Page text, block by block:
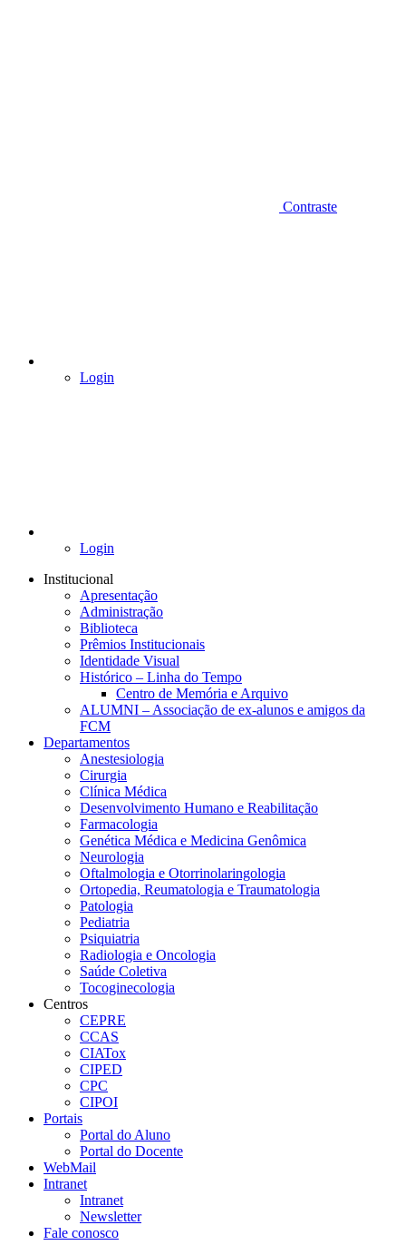
Contraste
Login
Login
Institucional
Apresentação
Administração
Biblioteca
Prêmios Institucionais
Identidade Visual
Histórico – Linha do Tempo
Centro de Memória e Arquivo
ALUMNI – Associação de ex-alunos e amigos da
FCM
Departamentos
Anestesiologia
Cirurgia
Clínica Médica
Desenvolvimento Humano e Reabilitação
Farmacologia
Genética Médica e Medicina Genômica
Neurologia
Oftalmologia e Otorrinolaringologia
Ortopedia, Reumatologia e Traumatologia
Patologia
Pediatria
Psiquiatria
Radiologia e Oncologia
Saúde Coletiva
Tocoginecologia
Centros
CEPRE
CCAS
CIATox
CIPED
CPC
CIPOI
Portais
Portal do Aluno
Portal do Docente
WebMail
Intranet
Intranet
Newsletter
Fale conosco